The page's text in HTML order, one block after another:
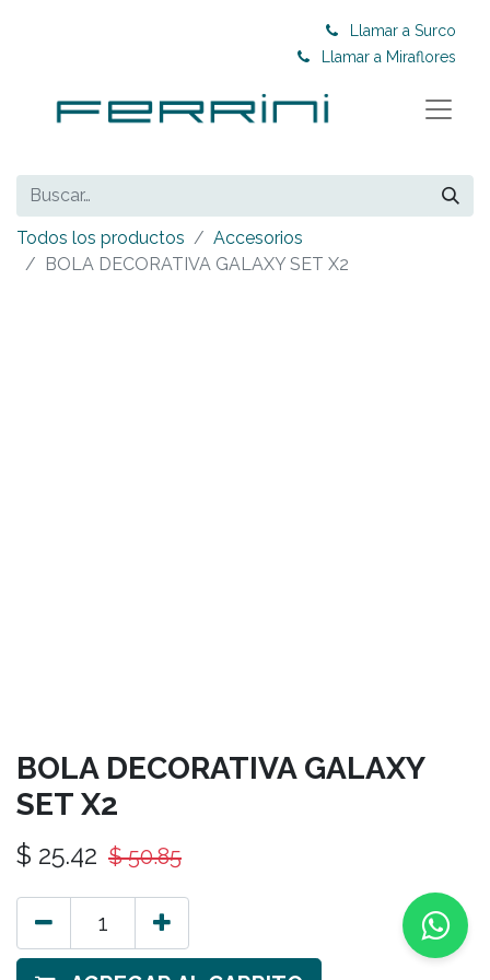
Llamar a Surco
Llamar a Miraflores
Todos los productos
Accesorios
BOLA DECORATIVA GALAXY SET X2
BOLA DECORATIVA GALAXY
SET X2
$ 25.42 $50.85